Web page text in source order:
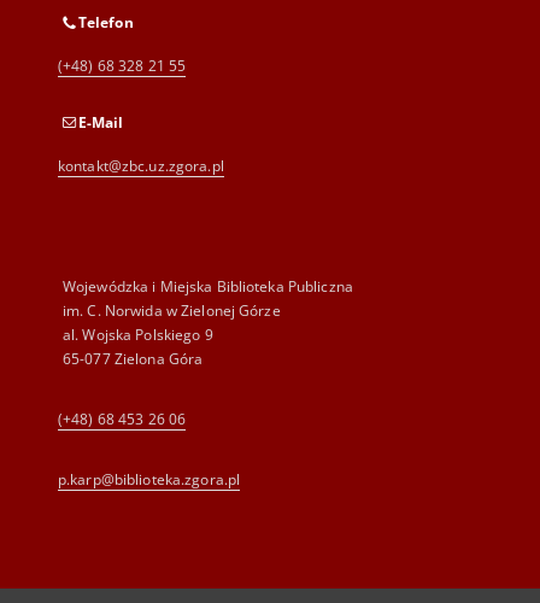
Telefon
(+48) 68 328 21 55
E-Mail
kontakt@zbc.uz.zgora.pl
Wojewódzka i Miejska Biblioteka Publiczna
im. C. Norwida w Zielonej Górze
al. Wojska Polskiego 9
65-077 Zielona Góra
(+48) 68 453 26 06
p.karp@biblioteka.zgora.pl